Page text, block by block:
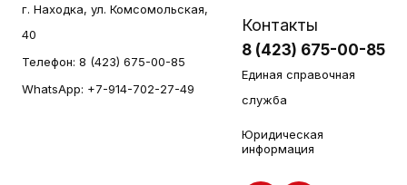
г. Находка, ул. Комсомольская,
40
Телефон: 8 (423) 675-00-85
WhatsApp: +7-914-702-27-49
Контакты
8 (423) 675-00-85
Единая справочная
служба
Юридическая
информация